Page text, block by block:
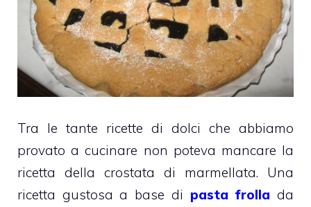
Tra le tante ricette di dolci che abbiamo
provato a cucinare non poteva mancare la
ricetta della crostata di marmellata. Una
ricetta gustosa a base di pasta frolla da